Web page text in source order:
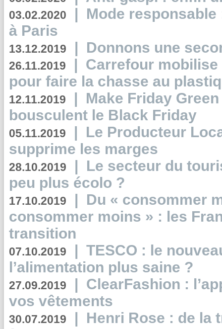
03.02.2020 | Mode
à Paris
13.12.2019 | Donnons une
26.11.2019 | Carrefour
pour faire la chasse au
12.11.2019 | Make Friday
bousculent le Black Friday
05.11.2019 | Le Producteur
supprime les marges
28.10.2019 | Le secteur du
peu plus écolo ?
17.10.2019 | Du « consommer
consommer moins » : les
transition
07.10.2019 | TESCO : le
l’alimentation plus saine ?
27.09.2019 | ClearFashion :
vos vêtements
30.07.2019 | Henri Rose : de la